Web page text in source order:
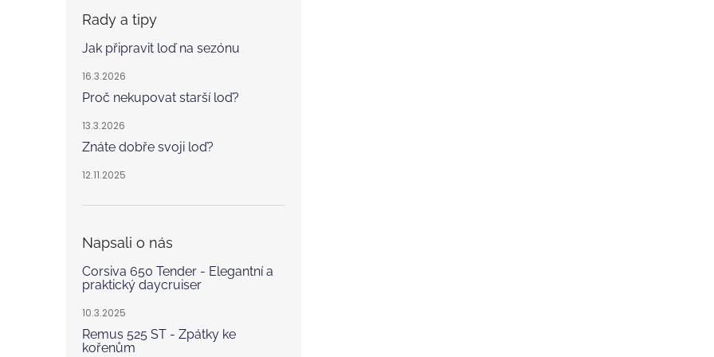
Rady a tipy
Jak připravit loď na sezónu
16.3.2026
Proč nekupovat starší loď?
13.3.2026
Znáte dobře svoji loď?
12.11.2025
Napsali o nás
Corsiva 650 Tender - Elegantní a
praktický daycruiser
10.3.2025
Remus 525 ST - Zpátky ke
kořenům